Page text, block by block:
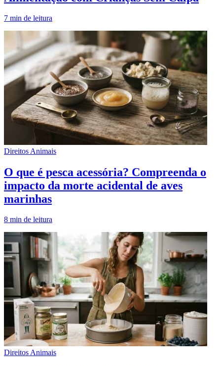
7 min de leitura
Direitos Animais
O que é pesca acessória? Compreenda o
impacto da morte acidental de aves
marinhas
8 min de leitura
Direitos Animais